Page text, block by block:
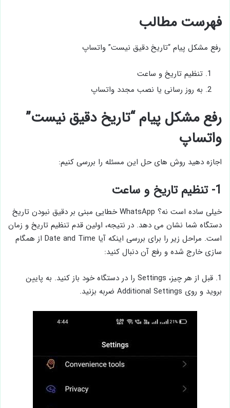
فهرست مطالب
رفع مشکل پیام “تاریخ دقیق نیست” واتساپ
تنظیم تاریخ و ساعت
به روز رسانی یا نصب مجدد واتساپ
رفع مشکل پیام “تاریخ دقیق نیست”
واتساپ
اجازه دهید روش های حل این مسئله را بررسی کنیم:
1- تنظیم تاریخ و ساعت
خیلی ساده است نه؟ WhatsApp خطایی مبنی بر دقیق نبودن تاریخ
دستگاه شما نشان می دهد. در نتیجه، اولین قدم تنظیم تاریخ و زمان
است. مراحل زیر را برای بررسی اینکه آیا Date and Time از همگام
سازی خارج شده و رفع آن دنبال کنید:
1. قبل از هر چیز، Settings را در دستگاه خود باز کنید. به پایین
بروید و روی Additional Settings ضربه بزنید.